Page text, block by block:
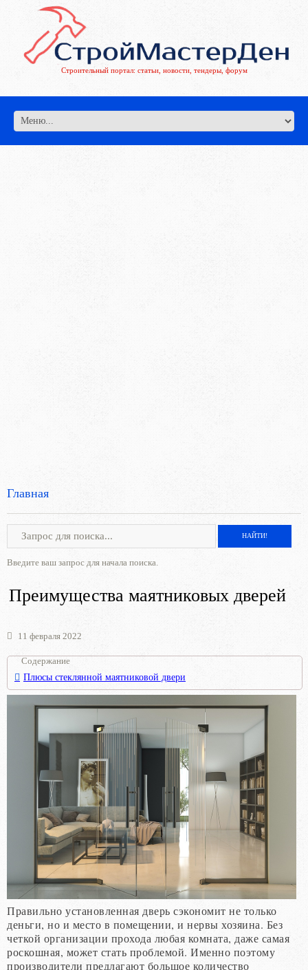
Строительный портал: статьи, новости, тендеры, форум
Главная
Введите ваш запрос для начала поиска.
Преимущества маятниковых дверей
11 февраля 2022
Содержание
Плюсы стеклянной маятниковой двери
Правильно установленная дверь сэкономит не только
деньги, но и место в помещении, и нервы хозяина. Без
четкой организации прохода любая комната, даже самая
роскошная, может стать проблемой. Именно поэтому
производители предлагают большое количество